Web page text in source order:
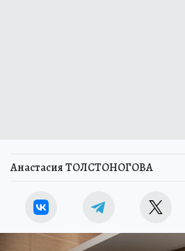
Анастасия ТОЛСТОНОГОВА